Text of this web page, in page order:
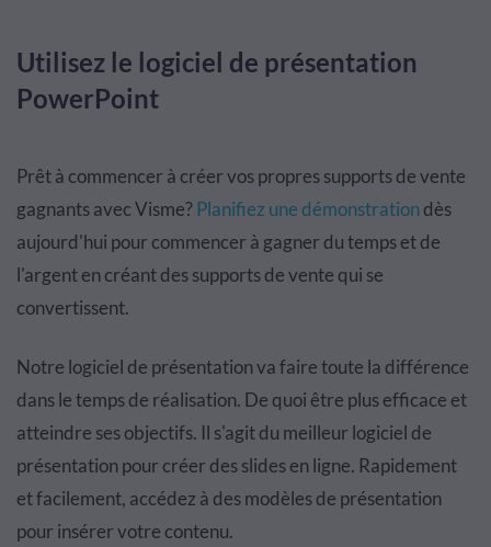
Utilisez le logiciel de présentation
PowerPoint
Prêt à commencer à créer vos propres supports de vente
gagnants avec Visme? Planifiez une démonstrationdès
aujourd'hui pour commencer à gagner du temps et de
l'argent en créant des supports de vente qui se
convertissent.
Notre logiciel de présentation va faire toute la différence
dans le temps de réalisation. De quoi être plus efficace et
atteindre ses objectifs. Il s'agit du meilleur logiciel de
présentation pour créer des slides en ligne. Rapidement
et facilement, accédez à des modèles de présentation
pour insérer votre contenu.